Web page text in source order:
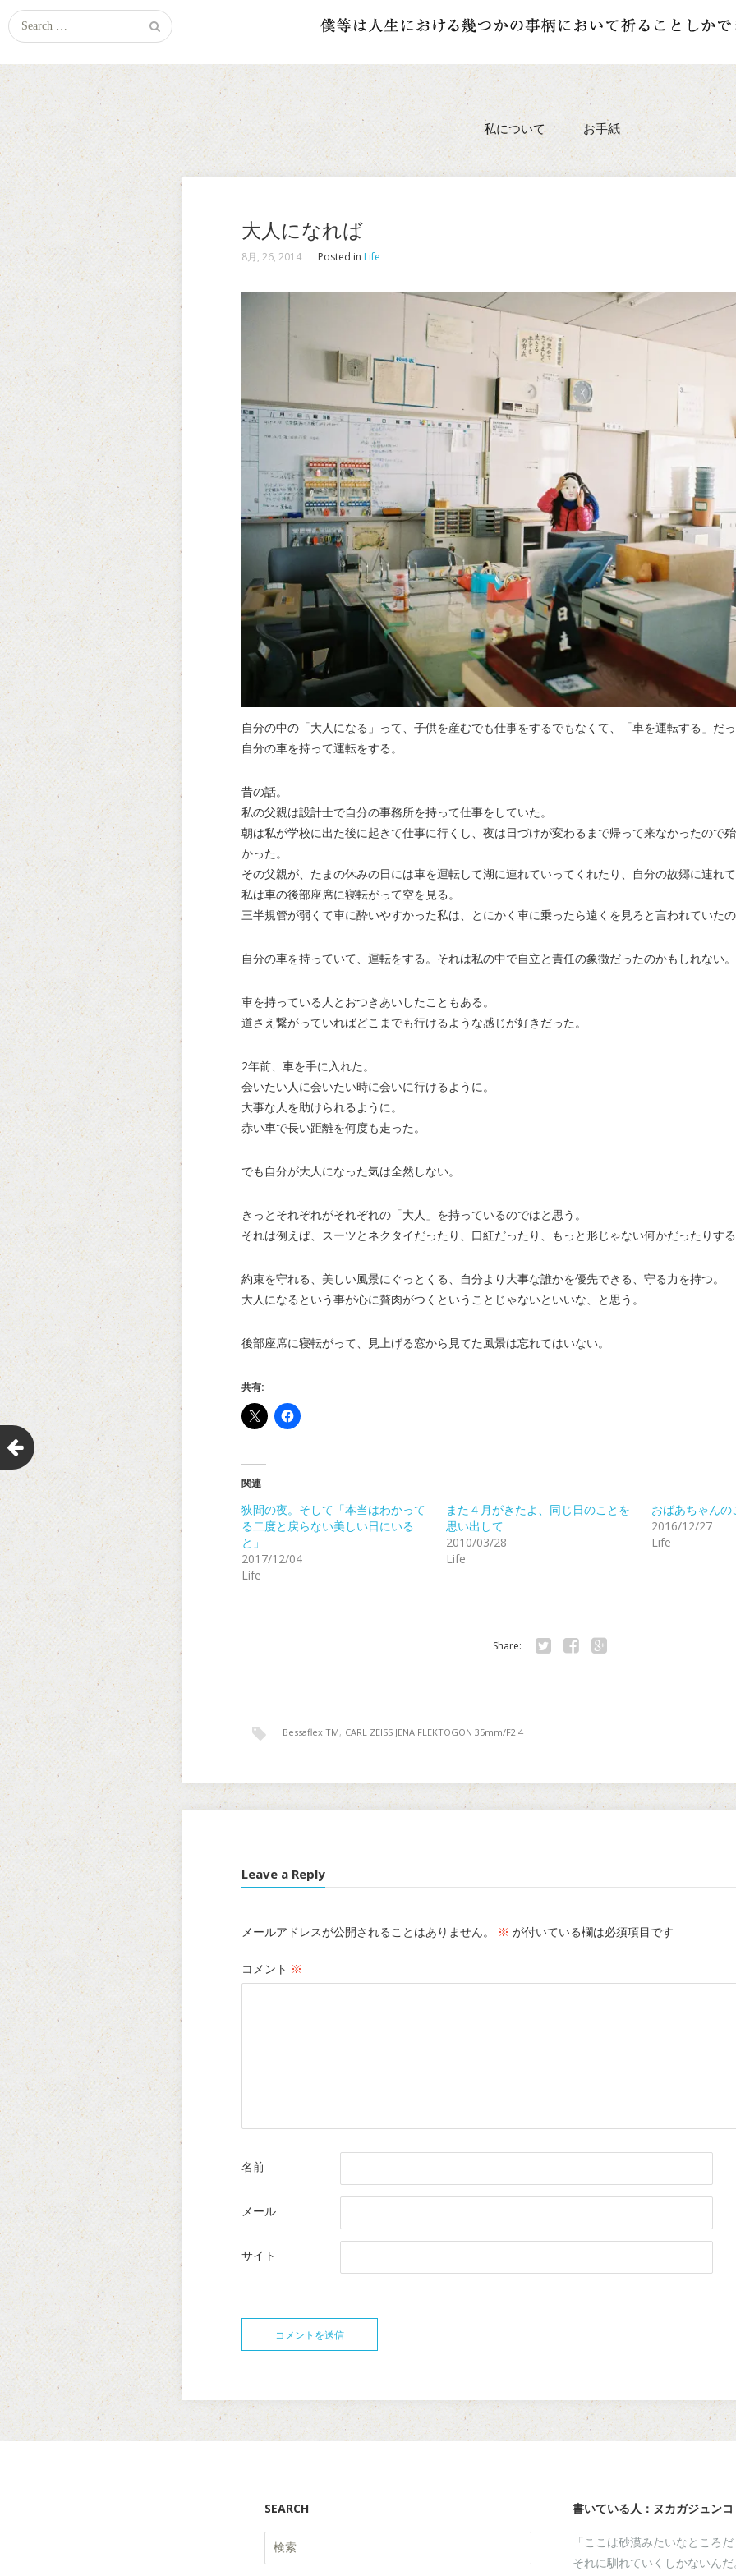
Search
for:
私について お手紙
大人になれば
8月, 26, 2014 Posted in Life
自分の中の「大人になる」って、子供を産むでも仕事をするでもなくて、「車を運転する」だ
自分の車を持って運転をする。
昔の話。
私の父親は設計士で自分の事務所を持って仕事をしていた。
朝は私が学校に出た後に起きて仕事に行くし、夜は日づけが変わるまで帰って来なかったので
かった。
その父親が、たまの休みの日には車を運転して湖に連れていってくれたり、自分の故郷に連れ
私は車の後部座席に寝転がって空を見る。
三半規管が弱くて車に酔いやすかった私は、とにかく車に乗ったら遠くを見ろと言われていた
自分の車を持っていて、運転をする。それは私の中で自立と責任の象徴だったのかもしれない。
車を持っている人とおつきあいしたこともある。
道さえ繋がっていればどこまでも行けるような感じが好きだった。
2年前、車を手に入れた。
会いたい人に会いたい時に会いに行けるように。
大事な人を助けられるように。
赤い車で長い距離を何度も走った。
でも自分が大人になった気は全然しない。
きっとそれぞれがそれぞれの「大人」を持っているのではと思う。
それは例えば、スーツとネクタイだったり、口紅だったり、もっと形じゃない何かだったりす
約束を守れる、美しい風景にぐっとくる、自分より大事な誰かを優先できる、守る力を持つ。
大人になるという事が心に贅肉がつくということじゃないといいな、と思う。
後部座席に寝転がって、見上げる窓から見てた風景は忘れてはいない。
共有:
関連
狭間の夜。そして「本当はわかって
る二度と戻らない美しい日にいる
と」
2017/12/04
Life
また４月がきたよ、同じ日のことを
思い出して
2010/03/28
Life
おばあちゃんの
2016/12/27
Life
Share:
Bessaflex TM, CARL ZEISS JENA FLEKTOGON 35mm/F2.4
Leave a Reply
メールアドレスが公開されることはありません。 ※ が付いている欄は必須項目です
コメント ※
名前
メール
サイト
SEARCH
索:
書いている人：ヌカガジュンコ
「ここは砂漠みたいなところ
それに馴れていくしかないん